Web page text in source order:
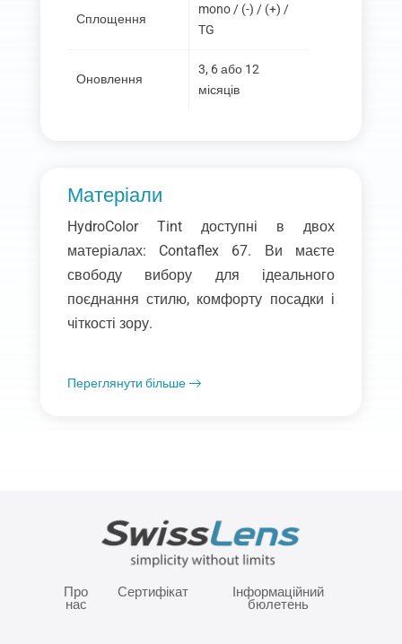
Сплощення
mono / (-) / (+) /
TG
Оновлення
3, 6 або 12
місяців
Матеріали
HydroColor Tint доступні в двох
матеріалах: Contaflex 67. Ви маєте
свободу вибору для ідеального
поєднання стилю, комфорту посадки і
чіткості зору.
Переглянути більше
Про
нас
Сертифікат Інформаційний
бюлетень